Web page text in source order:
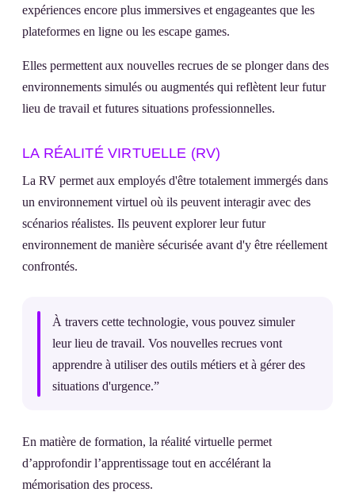
expériences encore plus immersives et engageantes que les
plateformes en ligne ou les escape games.
Elles permettent aux nouvelles recrues de se plonger dans des
environnements simulés ou augmentés qui reflètent leur futur
lieu de travail et futures situations professionnelles.
LA RÉALITÉ VIRTUELLE (RV)
La RV permet aux employés d'être totalement immergés dans
un environnement virtuel où ils peuvent interagir avec des
scénarios réalistes. Ils peuvent explorer leur futur
environnement de manière sécurisée avant d'y être réellement
confrontés.
À travers cette technologie, vous pouvez simuler
leur lieu de travail. Vos nouvelles recrues vont
apprendre à utiliser des outils métiers et à gérer des
situations d'urgence.”
En matière de formation, la réalité virtuelle permet
d’approfondir l’apprentissage tout en accélérant la
mémorisation des process.